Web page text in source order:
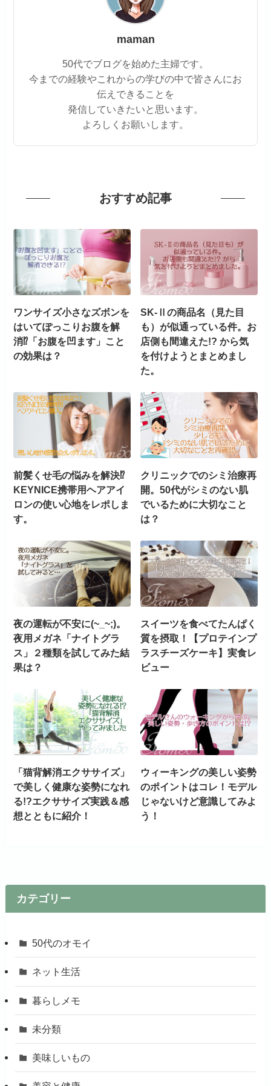
maman
50代でブログを始めた主婦です。
今までの経験やこれからの学びの中で皆さんにお
伝えできることを
発信していきたいと思います。
よろしくお願いします。
おすすめ記事
ワンサイズ小さなズボンを
はいてぽっこりお腹を解
消⁉「お腹を凹ます」こと
の効果は？
SK-Ⅱの商品名（見た目
も）が似通っている件。お
店側も間違えた!? から気
を付けようとまとめまし
た。
前髪くせ毛の悩みを解決⁉
KEYNICE携帯用ヘアアイ
ロンの使い心地をレポしま
す。
クリニックでのシミ治療再
開。50代がシミのない肌
でいるために大切なこと
は？
夜の運転が不安に(~_~;)。
夜用メガネ「ナイトグラ
ス」２種類を試してみた結
果は？
スイーツを食べてたんぱく
質を摂取！【プロテインプ
ラスチーズケーキ】実食レ
ビュー
「猫背解消エクササイズ」
で美しく健康な姿勢になれ
る!?エクササイズ実践＆感
想とともに紹介！
ウィーキングの美しい姿勢
のポイントはコレ！モデル
じゃないけど意識してみよ
う！
カテゴリー
50代のオモイ
ネット生活
暮らしメモ
未分類
美味しいもの